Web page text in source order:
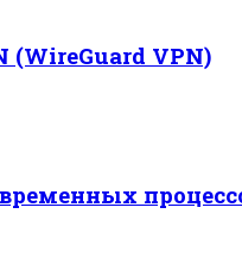
(WireGuard VPN)